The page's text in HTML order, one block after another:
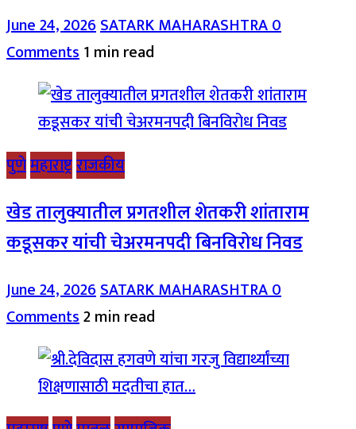
June 24, 2026SATARK MAHARASHTRA0
Comments1 min read
पुणेमहाराष्ट्रराजकीय
खेड तालुक्यातील प्रगतशील शेतकरी शांताराम
कडूसकर यांची चेअरमनपदी बिनविरोध निवड
June 24, 2026SATARK MAHARASHTRA0
Comments2 min read